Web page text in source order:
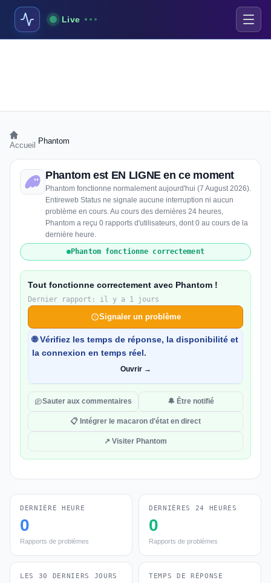
Live
Accueil Phantom
Phantom est EN LIGNE en ce moment
Phantom fonctionne normalement aujourd'hui (7 August 2026).
Entireweb Status ne signale aucune interruption ni aucun
problème en cours. Au cours des dernières 24 heures,
Phantom a reçu 0 rapports d'utilisateurs, dont 0 au cours de la
dernière heure.
Phantom fonctionne correctement
Tout fonctionne correctement avec Phantom !
Dernier rapport: il y a 1 jours
Signaler un problème
🌐 Vérifiez les temps de réponse, la disponibilité et
la connexion en temps réel.
Ouvrir →
Sauter aux commentaires 🔔 Être notifié
📋 Intégrer le macaron d'état en direct
↗ Visiter Phantom
DERNIÈRE HEURE
0
Rapports de problèmes
DERNIÈRES 24 HEURES
0
Rapports de problèmes
LES 30 DERNIERS JOURS TEMPS DE RÉPONSE